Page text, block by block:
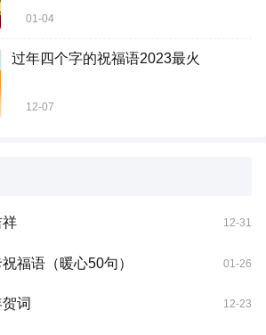
01-04
过年四个字的祝福语2023最火
12-07
祥 12-31
福语（暖心50句） 01-26
词 12-23